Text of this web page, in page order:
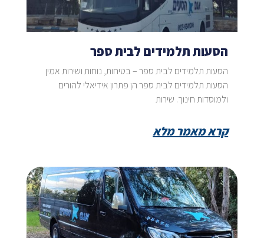
הסעות תלמידים לבית ספר
הסעות תלמידים לבית ספר – בטיחות, נוחות ושירות אמין
הסעות תלמידים לבית ספר הן פתרון אידיאלי להורים
ולמוסדות חינוך. שירות
קרא מאמר מלא